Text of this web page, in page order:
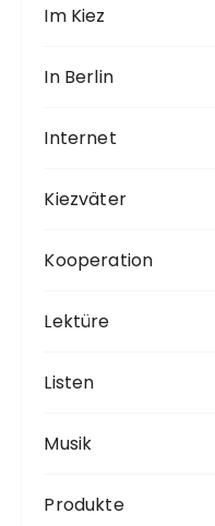
Im Kiez
In Berlin
Internet
Kiezväter
Kooperation
Lektüre
Listen
Musik
Produkte